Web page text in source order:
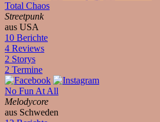
Total Chaos
Streetpunk
aus USA
10 Berichte
4 Reviews
2 Storys
2 Termine
No Fun At All
Melodycore
aus Schweden